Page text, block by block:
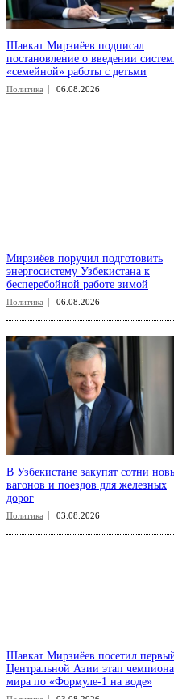
Шавкат Мирзиёев подписал
постановление о введении
«семейной» работы с детьми
Политика 06.08.2026
Мирзиёев поручил подготовить
энергосистему Узбекистана к
бесперебойной работе зимой
Политика 06.08.2026
В Узбекистане закупят сотни
вагонов и поездов для железных
дорог
Политика 03.08.2026
Шавкат Мирзиёев посетил
Центральной Азии этап
мира по «Формуле-1 на воде»